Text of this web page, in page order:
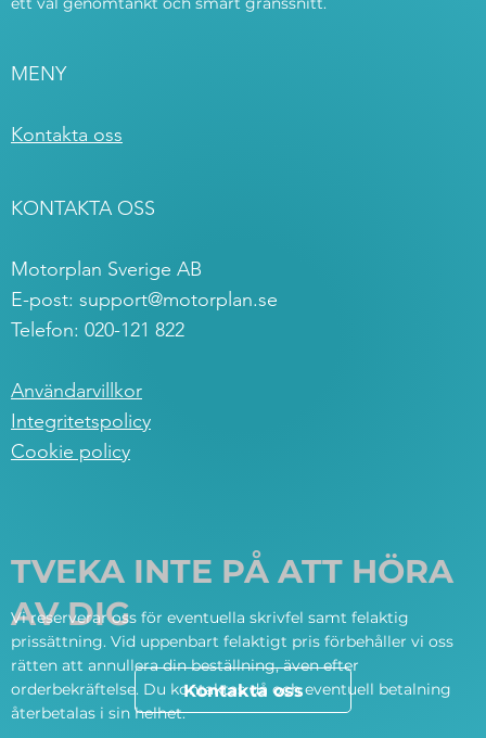
MENY
Kontakta oss
KONTAKTA OSS
Motorplan Sverige AB
E-post: support@motorplan.se
Telefon: 020-121 822
Användarvillkor
Integritetspolicy
Cookie policy
TVEKA INTE PÅ ATT HÖRA
AV DIG
Kontakta oss
Vi reserverar oss för eventuella skrivfel samt felaktig
prissättning. Vid uppenbart felaktigt pris förbehåller vi oss
rätten att annullera din beställning, även efter
orderbekräftelse. Du kontaktas då och eventuell betalning
återbetalas i sin helhet.